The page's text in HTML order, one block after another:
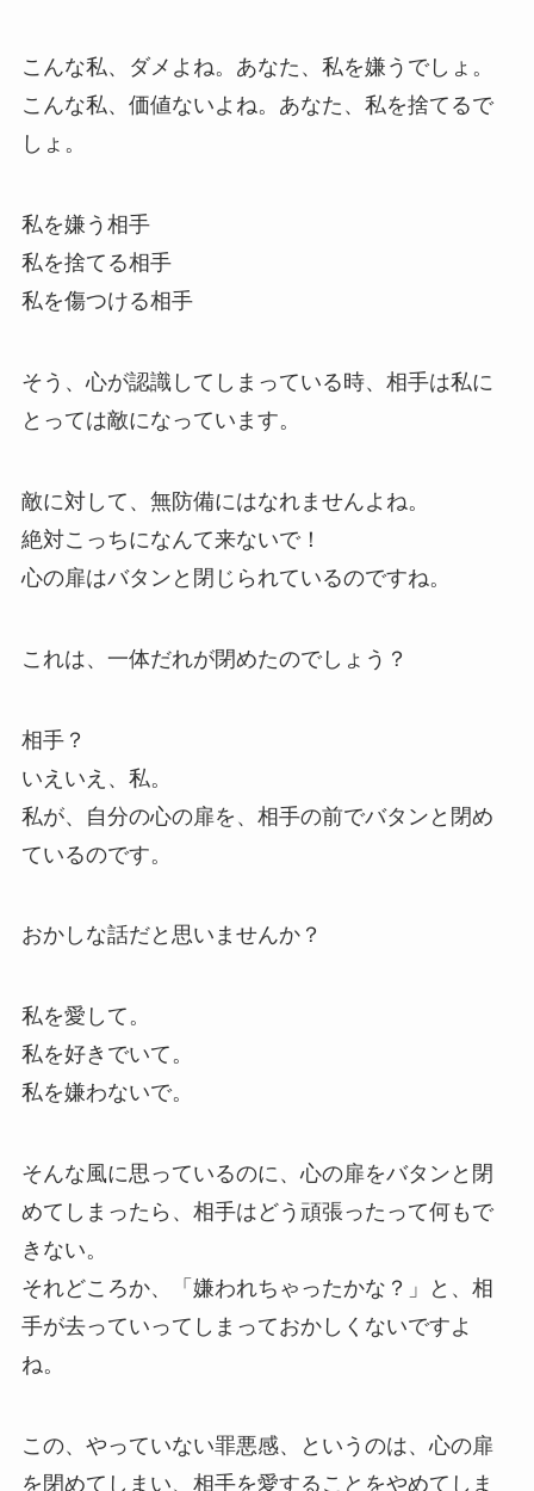
こんな私、ダメよね。あなた、私を嫌うでしょ。
こんな私、価値ないよね。あなた、私を捨てるで
しょ。
私を嫌う相手
私を捨てる相手
私を傷つける相手
そう、心が認識してしまっている時、相手は私に
とっては敵になっています。
敵に対して、無防備にはなれませんよね。
絶対こっちになんて来ないで！
心の扉はバタンと閉じられているのですね。
これは、一体だれが閉めたのでしょう？
相手？
いえいえ、私。
私が、自分の心の扉を、相手の前でバタンと閉め
ているのです。
おかしな話だと思いませんか？
私を愛して。
私を好きでいて。
私を嫌わないで。
そんな風に思っているのに、心の扉をバタンと閉
めてしまったら、相手はどう頑張ったって何もで
きない。
それどころか、「嫌われちゃったかな？」と、相
手が去っていってしまっておかしくないですよ
ね。
この、やっていない罪悪感、というのは、心の扉
を閉めてしまい、相手を愛することをやめてしま